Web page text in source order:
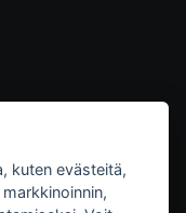
kuten evästeitä,